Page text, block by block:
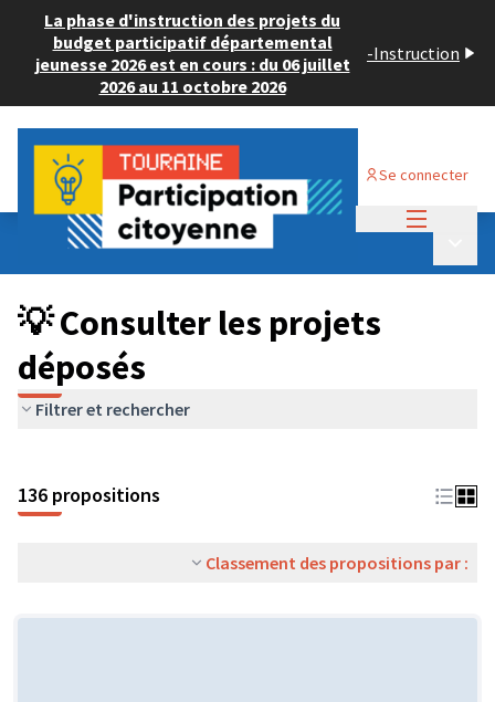
La phase d'instruction des projets du
budget participatif départemental
jeunesse 2026 est en cours : du 06 juillet
2026 au 11 octobre 2026
-Instruction
Se connecter
Budget Participatif JEUNESSE 2024
💡 Consulter les projets déposés
💡 Consulter les projets
déposés
Filtrer et rechercher
136 propositions
Classement des propositions par :